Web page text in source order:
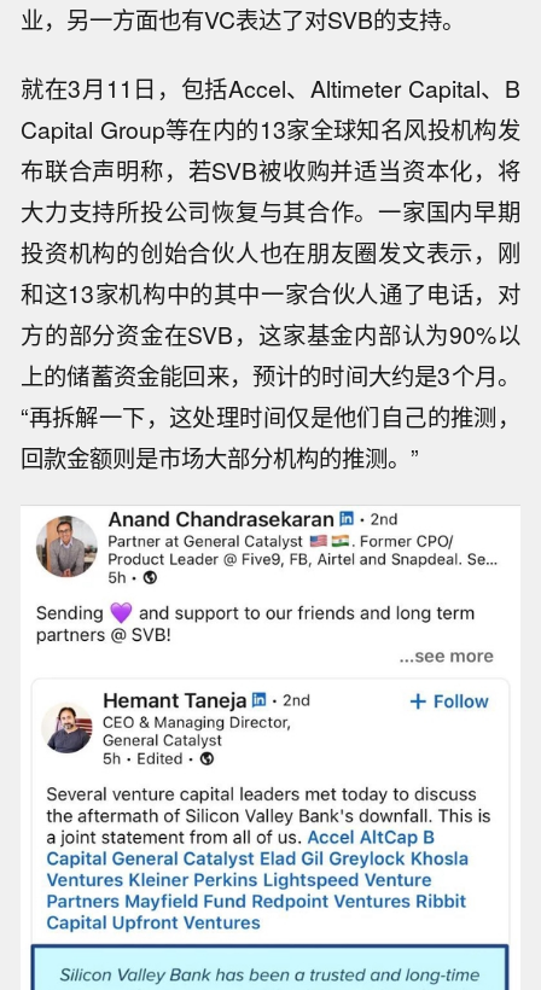
业，另一方面也有VC表达了对SVB的支持。
就在3月11日，包括Accel、Altimeter Capital、B
Capital Group等在内的13家全球知名风投机构发
布联合声明称，若SVB被收购并适当资本化，将
大力支持所投公司恢复与其合作。一家国内早期
投资机构的创始合伙人也在朋友圈发文表示，刚
和这13家机构中的其中一家合伙人通了电话，对
方的部分资金在SVB，这家基金内部认为90%以
上的储蓄资金能回来，预计的时间大约是3个月。
“再拆解一下，这处理时间仅是他们自己的推测，
回款金额则是市场大部分机构的推测。”